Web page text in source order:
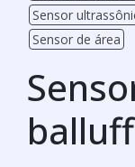
Sensor
Sensor de área
balluff